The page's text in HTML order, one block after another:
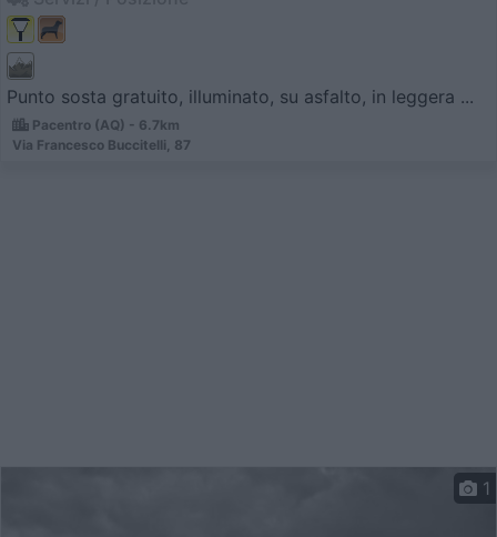
Punto sosta gratuito, illuminato, su asfalto, in leggera ...
Pacentro (AQ) - 6.7km
Via Francesco Buccitelli, 87
1